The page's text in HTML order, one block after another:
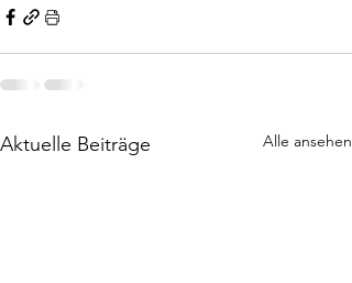
Aktuelle Beiträge Alle ansehen